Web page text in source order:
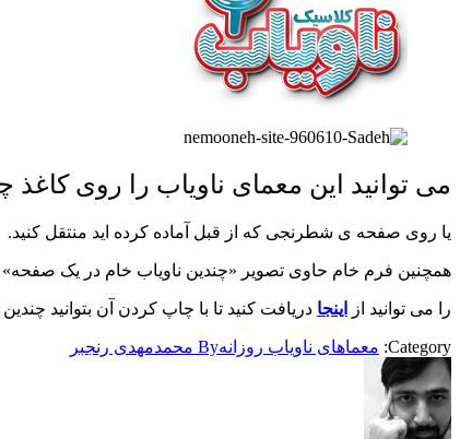
می توانید این معمای ناویاب را روی کاغذ
یا روی صفحه ی شطرنجی که از قبل آماده کرده اید منتقل کنید.
همچنین فرم خام حاوی تصویر «چندین ناویاب خام در یک صفحه»
را می توانید از اینجا دریافت کنید تا با چاپ کردن آن بتوانید
Category: معماهای ناویاب روزانهBy محمدمهدی رنجبر